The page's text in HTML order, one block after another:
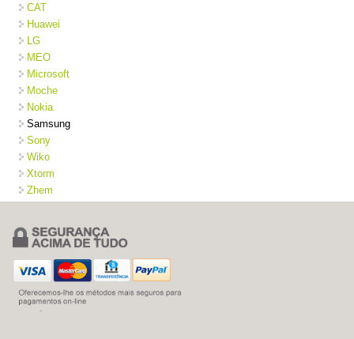
CAT
Huawei
LG
MEO
Microsoft
Moche
Nokia
Samsung
Sony
Wiko
Xtorm
Zhem